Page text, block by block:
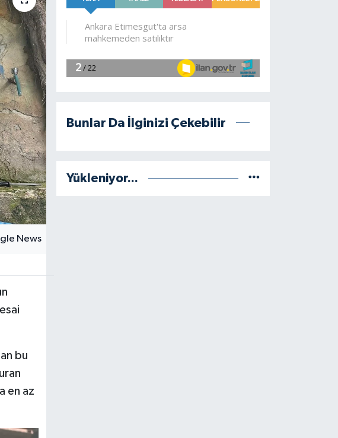
bu
en az
Bunlar Da İlginizi Çekebilir
Yükleniyor...